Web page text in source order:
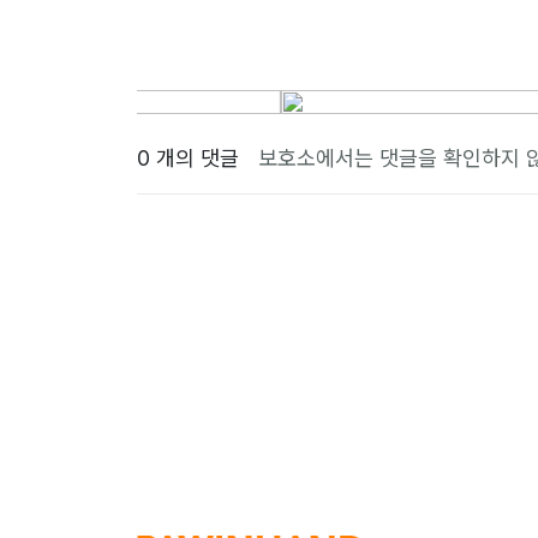
0 개의 댓글 보호소에서는 댓글을 확인하지